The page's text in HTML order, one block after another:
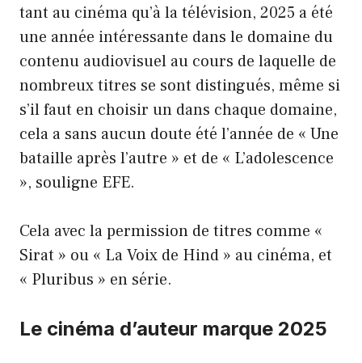
tant au cinéma qu’à la télévision, 2025 a été
une année intéressante dans le domaine du
contenu audiovisuel au cours de laquelle de
nombreux titres se sont distingués, même si
s’il faut en choisir un dans chaque domaine,
cela a sans aucun doute été l’année de « Une
bataille après l’autre » et de « L’adolescence
», souligne EFE.
Cela avec la permission de titres comme «
Sirat » ou « La Voix de Hind » au cinéma, et
« Pluribus » en série.
Le cinéma d’auteur marque 2025